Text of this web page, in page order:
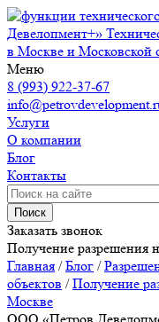
Девелопмент+»
в Москве и Московской
Меню
8 (993) 922-37-67
Услуги
О компании
Блог
Контакты
Поиск
Заказать звонок
Получение разрешения
Главная /Блог /
объектов /Получение
Москве